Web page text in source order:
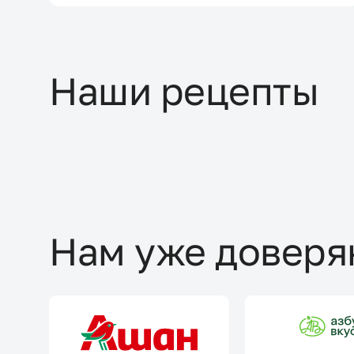
Наши рецепты
Нам уже